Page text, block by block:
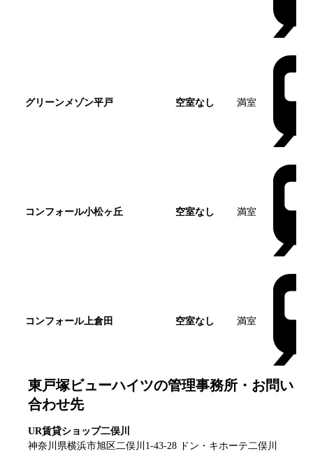
グリーンメゾン平戸 空室なし 満室
コンフォール小松ヶ丘 空室なし 満室
コンフォール上倉田 空室なし 満室
東戸塚ビューハイツの管理事務所・お問い
合わせ先
UR賃貸ショップ二俣川
神奈川県横浜市旭区二俣川1-43-28 ドン・キホーテ二俣川